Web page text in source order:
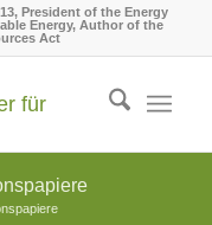
President of the Energy
Energy, Author of the
Act